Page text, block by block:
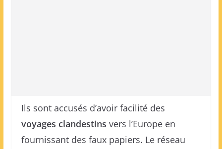
Ils sont accusés d’avoir facilité des
voyages clandestins vers l’Europe en
fournissant des faux papiers. Le réseau